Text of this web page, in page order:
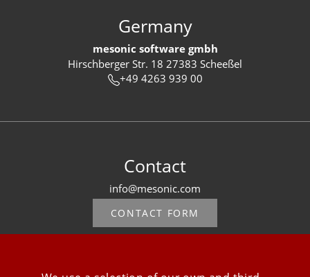
Germany
mesonic software gmbh
Hirschberger Str. 18 27383 Scheeßel
+49 4263 939 00
Contact
info@mesonic.com
CONTACT FORM